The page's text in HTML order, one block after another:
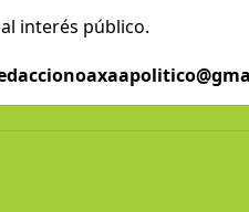
interés público.